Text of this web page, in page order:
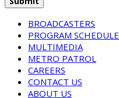
BROADCASTERS
PROGRAM SCHEDULE
MULTIMEDIA
METRO PATROL
CAREERS
CONTACT US
ABOUT US